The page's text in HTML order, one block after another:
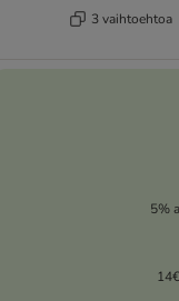
3 vaihtoehtoa
5%